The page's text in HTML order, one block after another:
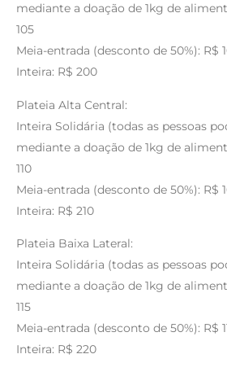
mediante a doação de 1kg de
105
Meia-entrada (desconto de 50%): R$
Inteira: R$ 200
Plateia Alta Central:
Inteira Solidária (todas as pessoas
mediante a doação de 1kg de
110
Meia-entrada (desconto de 50%): R$
Inteira: R$ 210
Plateia Baixa Lateral:
Inteira Solidária (todas as pessoas
mediante a doação de 1kg de
115
Meia-entrada (desconto de 50%): R$
Inteira: R$ 220